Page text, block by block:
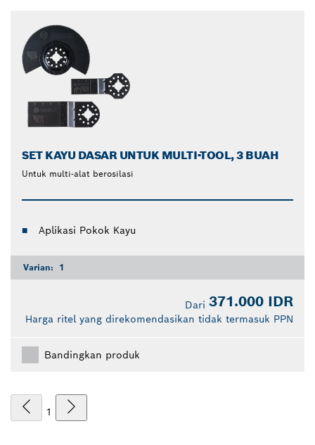
SET KAYU DASAR UNTUK MULTI-TOOL, 3 BUAH
Untuk multi-alat berosilasi
Aplikasi Pokok Kayu
Varian: 1
Dari 371.000 IDR
Harga ritel yang direkomendasikan tidak termasuk PPN
Bandingkan produk
1